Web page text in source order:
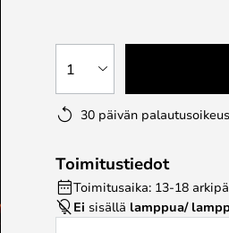
1
30 päivän palautusoikeus
Toimitustiedot
Toimitusaika: 13-18
Ei sisällä lamppua/